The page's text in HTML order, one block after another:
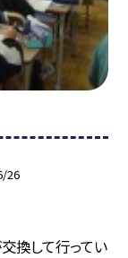
26
換して行ってい